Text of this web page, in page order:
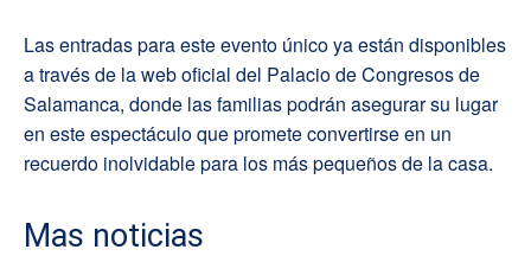
Las entradas para este evento único ya están disponibles
a través de la web oficial del Palacio de Congresos de
Salamanca, donde las familias podrán asegurar su lugar
en este espectáculo que promete convertirse en un
recuerdo inolvidable para los más pequeños de la casa.
Mas noticias